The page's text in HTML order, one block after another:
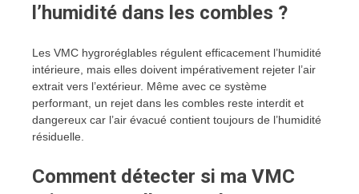
l’humidité dans les combles ?
Les VMC hygroréglables régulent efficacement l’humidité
intérieure, mais elles doivent impérativement rejeter l’air
extrait vers l’extérieur. Même avec ce système
performant, un rejet dans les combles reste interdit et
dangereux car l’air évacué contient toujours de l’humidité
résiduelle.
Comment détecter si ma VMC